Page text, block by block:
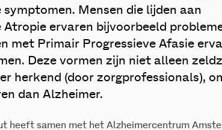
Mensen die lijden aan
ervaren bijvoorbeeld
met Primair Progressieve Afasie
Deze vormen zijn niet alleen
herkend (door zorgprofessionals),
dan Alzheimer.
heeft samen met het Alzheimercentrum